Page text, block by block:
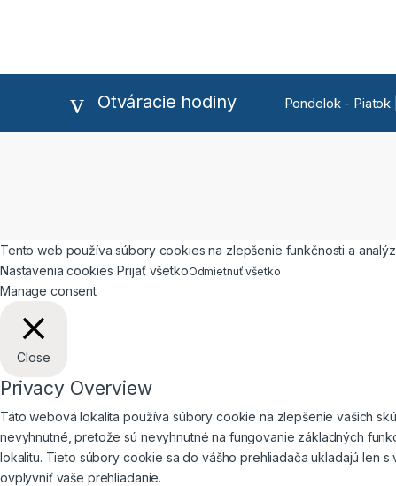
Otváracie hodiny Pondelok - Piatok
Tento web používa súbory cookies na zlepšenie funkčnosti a
Nastavenia cookies Prijať všetkoOdmietnuť všetko
Manage consent
Close
Privacy Overview
Táto webová lokalita používa súbory cookie na zlepšenie vašich
nevyhnutné, pretože sú nevyhnutné na fungovanie základných
lokalitu. Tieto súbory cookie sa do vášho prehliadača ukladajú len
ovplyvniť vaše prehliadanie.